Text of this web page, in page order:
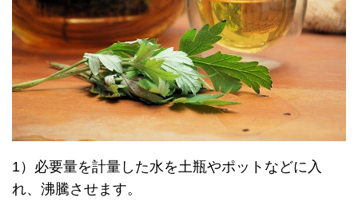
1）必要量を計量した水を土瓶やポットなどに入
れ、沸騰させます。